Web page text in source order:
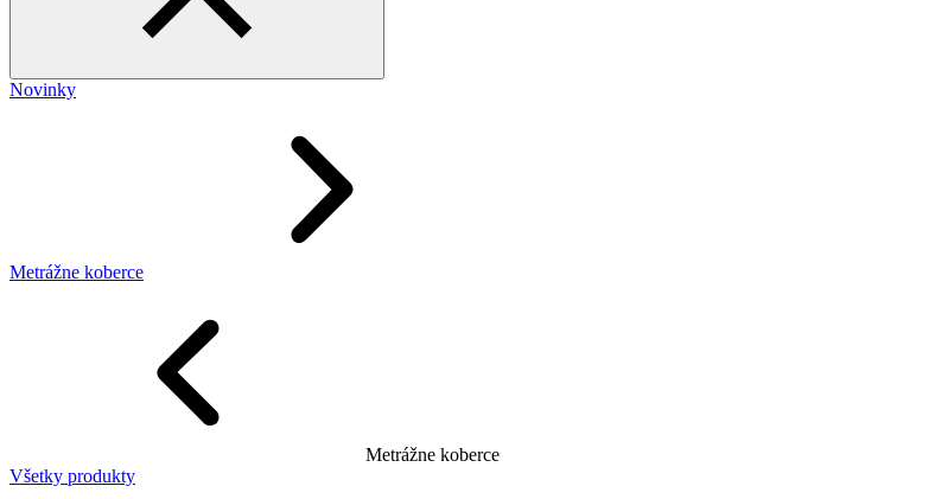
Novinky
Metrážne koberce
Metrážne koberce
Všetky produkty